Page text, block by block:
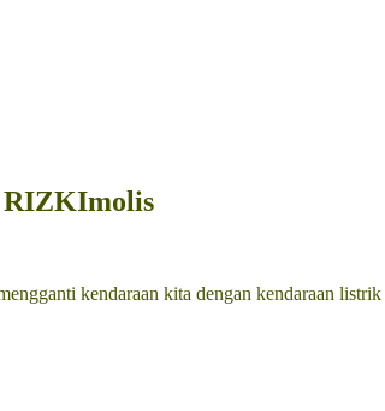
RIZKImolis
kendaraan kita dengan kendaraan